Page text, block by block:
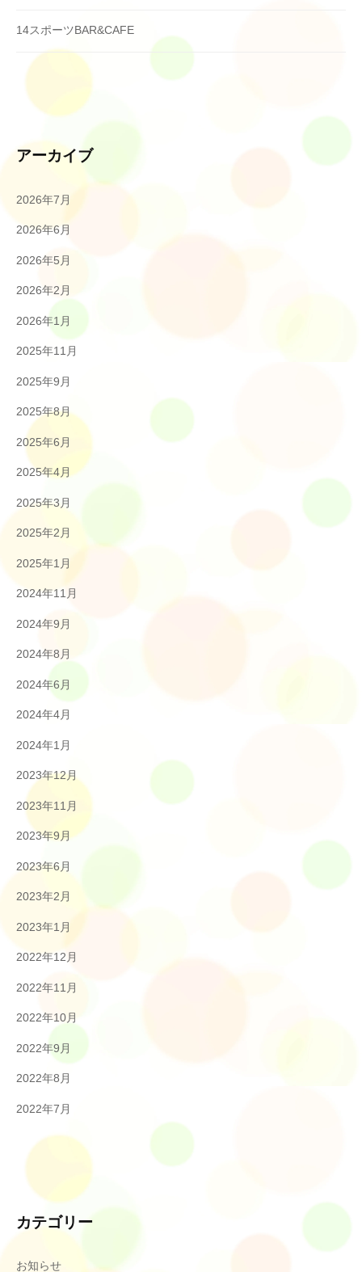
14スポーツBAR&CAFE
アーカイブ
2026年7月
2026年6月
2026年5月
2026年2月
2026年1月
2025年11月
2025年9月
2025年8月
2025年6月
2025年4月
2025年3月
2025年2月
2025年1月
2024年11月
2024年9月
2024年8月
2024年6月
2024年4月
2024年1月
2023年12月
2023年11月
2023年9月
2023年6月
2023年2月
2023年1月
2022年12月
2022年11月
2022年10月
2022年9月
2022年8月
2022年7月
カテゴリー
お知らせ